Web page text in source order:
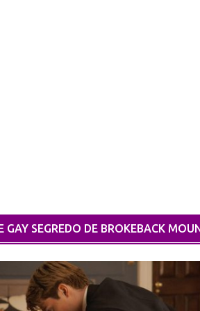
GAY SEGREDO DE BROKEBACK